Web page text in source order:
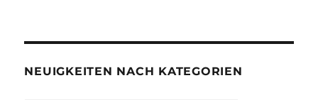
NEUIGKEITEN NACH KATEGORIEN